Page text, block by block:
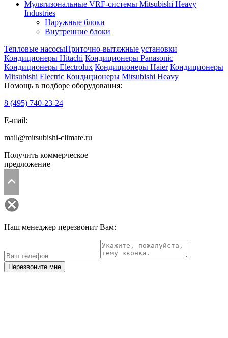
Мультизональные VRF-системы Mitsubishi Heavy
Industries
Наружные блоки
Внутренние блоки
Тепловые насосыПриточно-вытяжные установки
Кондиционеры Hitachi Кондиционеры Panasonic
Кондиционеры Electrolux Кондиционеры Haier Кондиционеры
Mitsubishi Electric Кондиционеры Mitsubishi Heavy
Помощь в подборе оборудования:
8 (495) 740-23-24
E-mail:
mail@mitsubishi-climate.ru
Получить коммерческое
предложение
Наш менеджер перезвонит Вам:
Перезвоните мне